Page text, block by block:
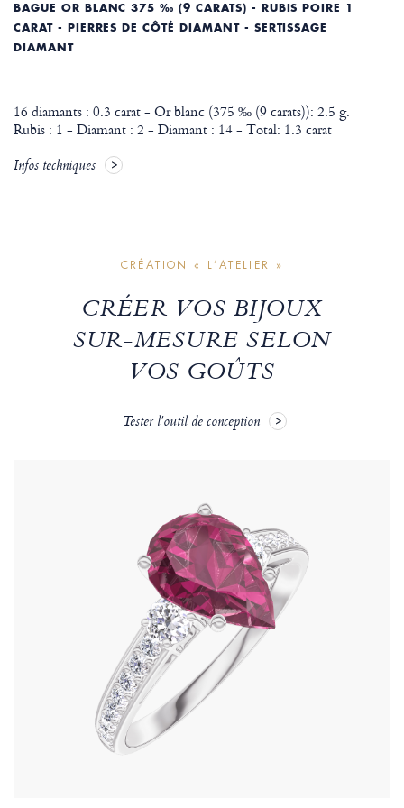
BAGUE OR BLANC 375 ‰ (9 CARATS) - RUBIS POIRE 1
CARAT - PIERRES DE CÔTÉ DIAMANT - SERTISSAGE
DIAMANT
16 diamants : 0.3 carat - Or blanc (375 ‰ (9 carats)): 2.5 g.
Rubis : 1 - Diamant : 2 - Diamant : 14 - Total: 1.3 carat
Infos techniques
CRÉATION « L’ATELIER »
CRÉER VOS BIJOUX
SUR-MESURE SELON
VOS GOÛTS
Tester l'outil de conception